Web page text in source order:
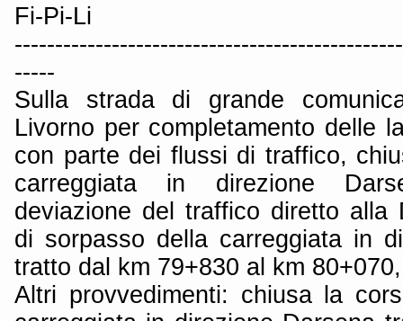
Fi-Pi-Li
-----
Sulla strada di grande
Livorno per completamento delle
con parte dei flussi di traffico,
carreggiata in direzione
deviazione del traffico diretto alla
di sorpasso della carreggiata in
tratto dal km 79+830 al km
Altri provvedimenti: chiusa la